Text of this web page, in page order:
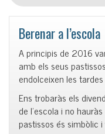
Berenar a l’escola
A principis de 2016
amb els seus
endolceixen les
Ens trobaràs els
de l’escola i no
pastissos és simbòlic i